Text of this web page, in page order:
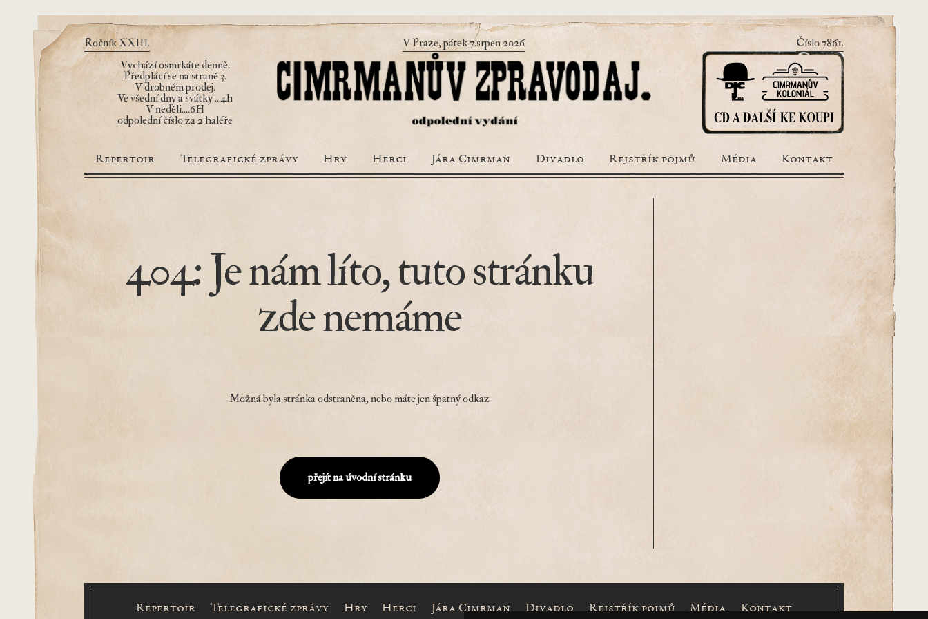
Ročník XXIII. V Praze, pátek 7.srpen 2026
Číslo 7861.
Vychází osmrkáte denně.
Předplácí se na straně 3.
V drobném prodej.
Ve všední dny a svátky ...4h
V neděli....6H
odpolední číslo za 2 haléře
Repertoir Telegrafické zprávy Hry Herci Jára Cimrman Divadlo Rejstřík pojmů Média Kontakt
404: Je nám líto, tuto stránku
zde nemáme
Možná byla stránka odstraněna, nebo máte jen špatný odkaz
přejít na úvodní stránku
Repertoir Telegrafické zprávy Hry Herci Jára Cimrman Divadlo Rejstřík pojmů Média Kontakt